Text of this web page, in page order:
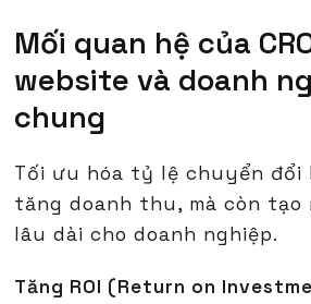
Mối quan hệ của
website và doanh
chung
Tối ưu hóa tỷ lệ chuyển đổi
tăng doanh thu, mà còn tạo
lâu dài cho doanh nghiệp.
Tăng ROI (Return on